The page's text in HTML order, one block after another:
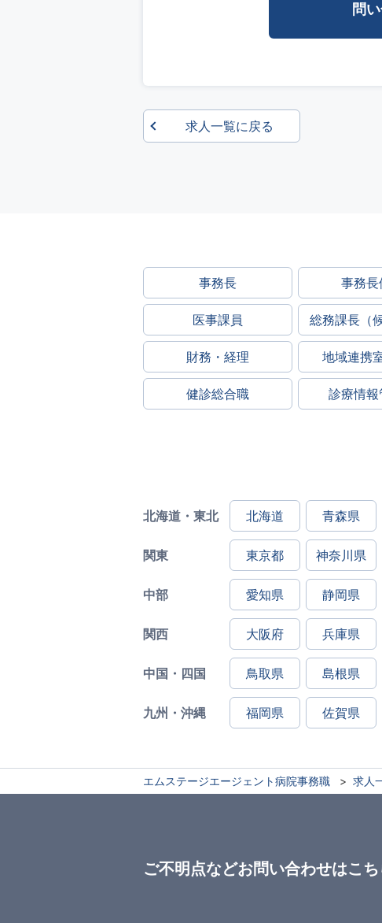
問
求人一覧に戻る
事務長 事務長
医事課員 総務課長（
財務・経理 地域連携
健診総合職 診療情
北海道・東北 北海道 青森県
関東 東京都 神奈川県
中部 愛知県 静岡県
関西 大阪府 兵庫県
中国・四国 鳥取県 島根県
九州・沖縄 福岡県 佐賀県
エムステージエージェント病院事務職 求人
ご不明点などお問い合わせはこち